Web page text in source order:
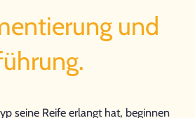
und
seine Reife erlangt hat, beginnen